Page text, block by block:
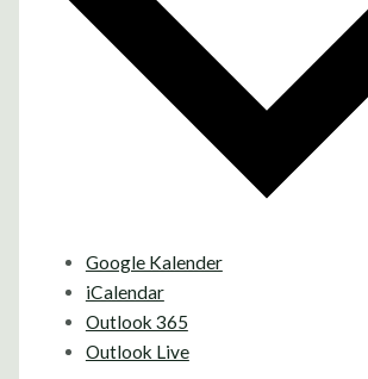
Google Kalender
iCalendar
Outlook 365
Outlook Live